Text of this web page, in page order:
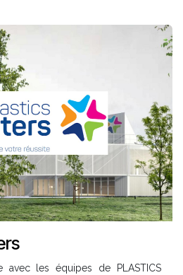
avec les équipes de PLASTICS